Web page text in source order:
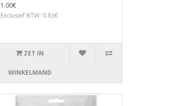
1.00€
Exclusief BTW: 0.83€
ZET IN
WINKELMAND